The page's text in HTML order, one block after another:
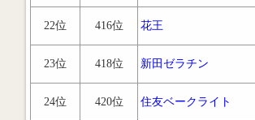
22位 416位 花王
23位 418位 新田ゼラチン
24位 420位 住友ベークライト